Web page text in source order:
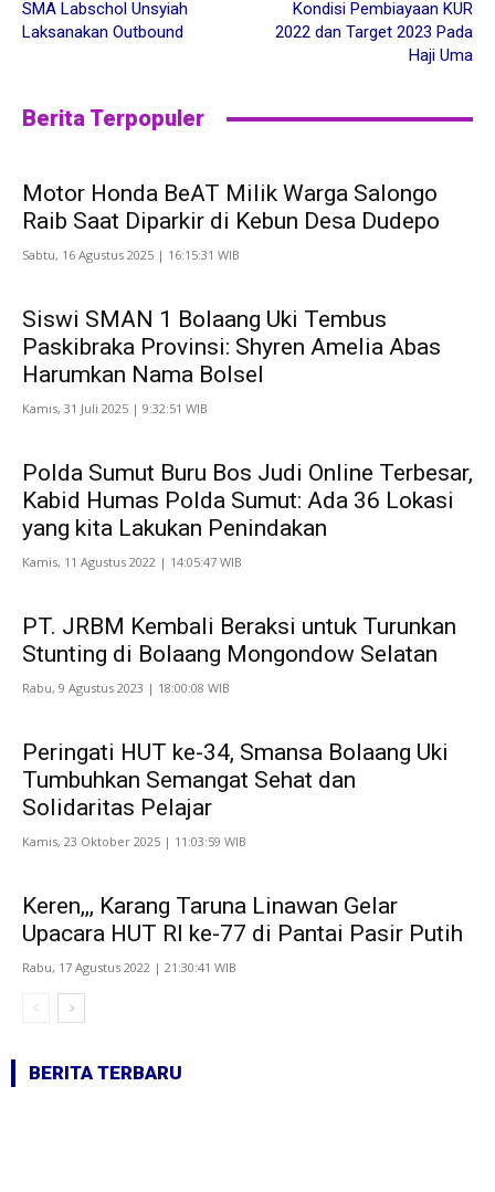
SMA Labschol Unsyiah
Laksanakan Outbound
Kondisi Pembiayaan KUR
2022 dan Target 2023 Pada
Haji Uma
Berita Terpopuler
Motor Honda BeAT Milik Warga Salongo
Raib Saat Diparkir di Kebun Desa Dudepo
Sabtu, 16 Agustus 2025 | 16:15:31 WIB
Siswi SMAN 1 Bolaang Uki Tembus
Paskibraka Provinsi: Shyren Amelia Abas
Harumkan Nama Bolsel
Kamis, 31 Juli 2025 | 9:32:51 WIB
Polda Sumut Buru Bos Judi Online Terbesar,
Kabid Humas Polda Sumut: Ada 36 Lokasi
yang kita Lakukan Penindakan
Kamis, 11 Agustus 2022 | 14:05:47 WIB
PT. JRBM Kembali Beraksi untuk Turunkan
Stunting di Bolaang Mongondow Selatan
Rabu, 9 Agustus 2023 | 18:00:08 WIB
Peringati HUT ke-34, Smansa Bolaang Uki
Tumbuhkan Semangat Sehat dan
Solidaritas Pelajar
Kamis, 23 Oktober 2025 | 11:03:59 WIB
Keren,,, Karang Taruna Linawan Gelar
Upacara HUT RI ke-77 di Pantai Pasir Putih
Rabu, 17 Agustus 2022 | 21:30:41 WIB
BERITA TERBARU